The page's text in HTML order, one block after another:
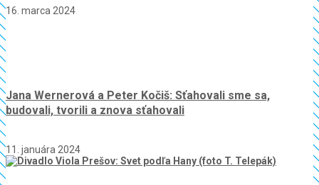
16. marca 2024
Jana Wernerová a Peter Kočiš: Sťahovali sme sa,
budovali, tvorili a znova sťahovali
11. januára 2024